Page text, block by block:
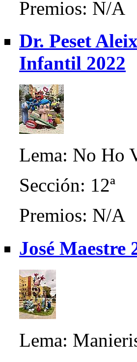
Premios: N/A
Dr. Peset
Infantil 2022
Lema: No Ho
Sección: 12ª
Premios: N/A
José Maestre
Lema: